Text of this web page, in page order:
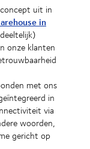
uit in
in
onze klanten
met ons
in
via
woorden,
gericht op